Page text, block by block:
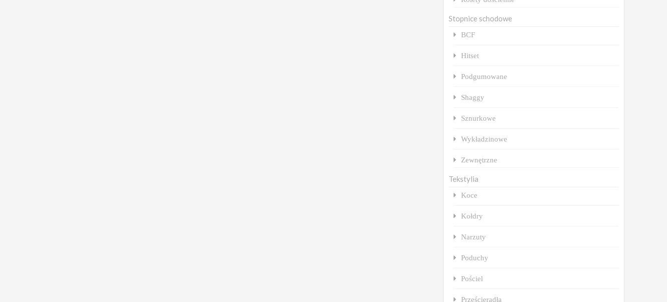
Stopnice schodowe
BCF
Hitset
Podgumowane
Shaggy
Sznurkowe
Wykładzinowe
Zewnętrzne
Tekstylia
Koce
Kołdry
Narzuty
Poduchy
Pościel
Prześcieradła